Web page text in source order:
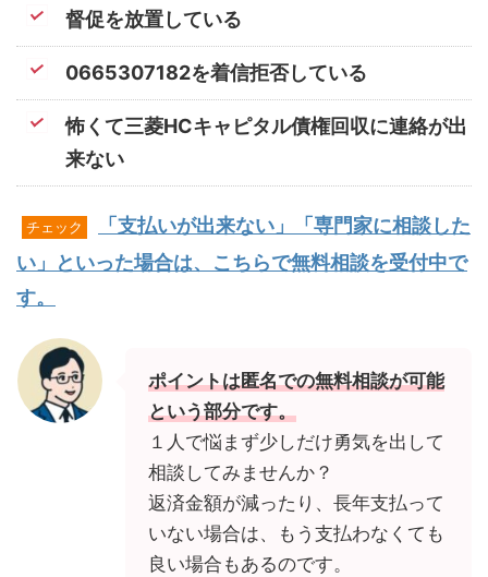
督促を放置している
0665307182を着信拒否している
怖くて三菱HCキャピタル債権回収に連絡が出
来ない
チェック
「支払いが出来ない」「専門家に相談した
い」といった場合は、こちらで無料相談を受付中で
す。
ポイントは匿名での無料相談が可能
という部分です。
１人で悩まず少しだけ勇気を出して
相談してみませんか？
返済金額が減ったり、長年支払って
いない場合は、もう支払わなくても
良い場合もあるのです。